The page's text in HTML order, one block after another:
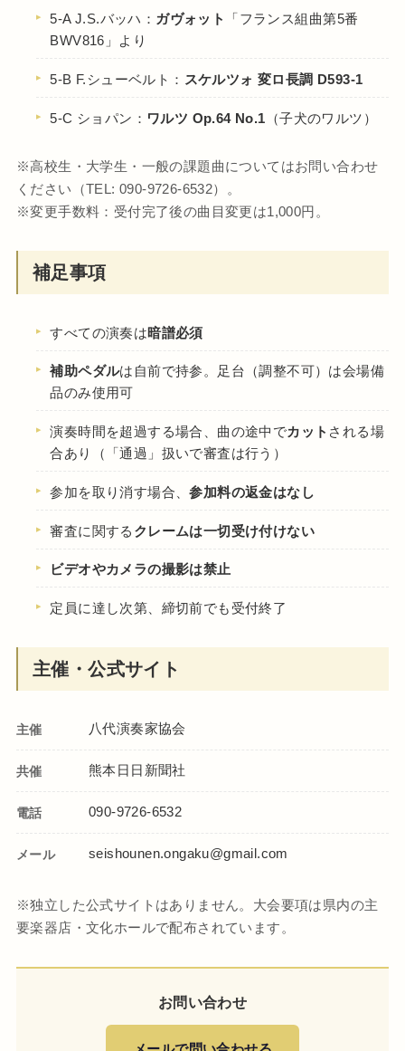
5-A J.S.バッハ： ガヴォット
「フランス組曲第5番
BWV816」より
5-B F.シューベルト： スケルツォ 変ロ長調 D593-1
5-C ショパン： ワルツ Op.64 No.1 （子犬のワルツ）
※高校生・大学生・一般の課題曲についてはお問い合わせ
ください（TEL: 090-9726-6532）。
※変更手数料：受付完了後の曲目変更は1,000円。
補足事項
すべての演奏は暗譜必須
補助ペダルは自前で持参。足台（調整不可）は会場備
品のみ使用可
演奏時間を超過する場合、曲の途中でカット される場
合あり（「通過」扱いで審査は行う）
参加を取り消す場合、参加料の返金はなし
審査に関する クレームは一切受け付けない
ビデオやカメラの撮影は禁止
定員に達し次第、締切前でも受付終了
主催・公式サイト
主催 八代演奏家協会
共催 熊本日日新聞社
電話 090-9726-6532
メール seishounen.ongaku@gmail.com
※独立した公式サイトはありません。大会要項は県内の主
要楽器店・文化ホールで配布されています。
お問い合わせ